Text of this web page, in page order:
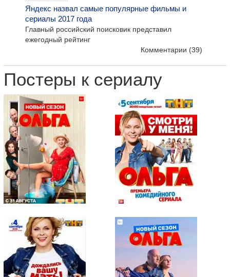
Яндекс назвал самые популярные фильмы и
сериалы 2017 года
Главный российский поисковик представил
ежегодный рейтинг
Комментарии (39)
Постеры к сериалу